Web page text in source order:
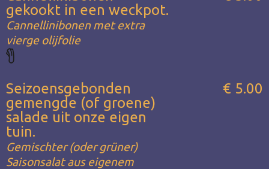
gekookt in een weckpot.
Cannellinibonen met extra
vierge olijfolie
Seizoensgebonden
gemengde (of groene)
salade uit onze eigen
tuin.
Gemischter (oder grüner)
Saisonsalat aus eigenem
€ 5.00